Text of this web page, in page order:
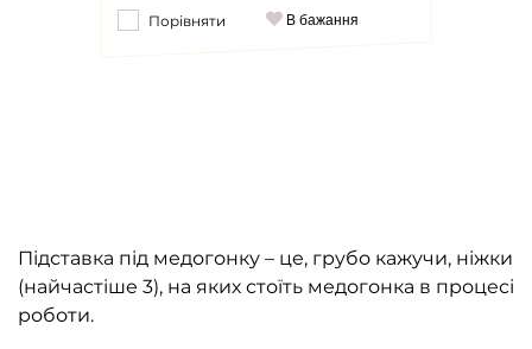
Порівняти В бажання
Підставка під медогонку – це, грубо кажучи, ніжки
(найчастіше 3), на яких стоїть медогонка в процесі
роботи.